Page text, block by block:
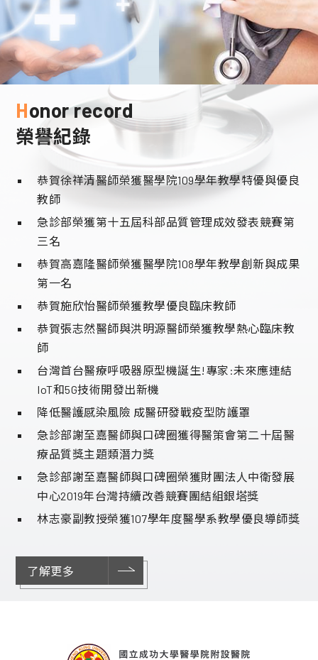
Honor record
榮譽紀錄
恭賀徐祥清醫師榮獲醫學院109學年教學特優與優良
教師
急診部榮獲第十五屆科部品質管理成效發表競賽第
三名
恭賀高嘉隆醫師榮獲醫學院108學年教學創新與成果
第一名
恭賀施欣怡醫師榮獲教學優良臨床教師
恭賀張志然醫師與洪明源醫師榮獲教學熱心臨床教
師
台灣首台醫療呼吸器原型機誕生!專家:未來應連結
IoT和5G技術開發出新機
降低醫護感染風險 成醫研發戰疫型防護罩
急診部謝至嘉醫師與口碑圈獲得醫策會第二十屆醫
療品質獎主題類潛力獎
急診部謝至嘉醫師與口碑圈榮獲財團法人中衛發展
中心2019年台灣持續改善競賽團結組銀塔獎
林志豪副教授榮獲107學年度醫學系教學優良導師獎
了解更多